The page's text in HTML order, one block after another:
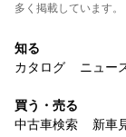
多く掲載しています。
知る
カタログ
ニュー
買う・売る
中古車検索
新車